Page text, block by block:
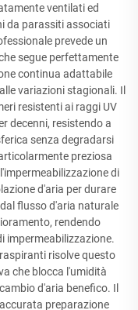
ventilati ed
da parassiti associati
prevede un
segue perfettamente
continua adattabile
variazioni stagionali. Il
resistenti ai raggi UV
decenni, resistendo a
senza degradarsi
preziosa
di
d'aria per durare
flusso d'aria naturale
rendendo
impermeabilizzazione.
risolve questo
che blocca l'umidità
d'aria benefico. Il
preparazione